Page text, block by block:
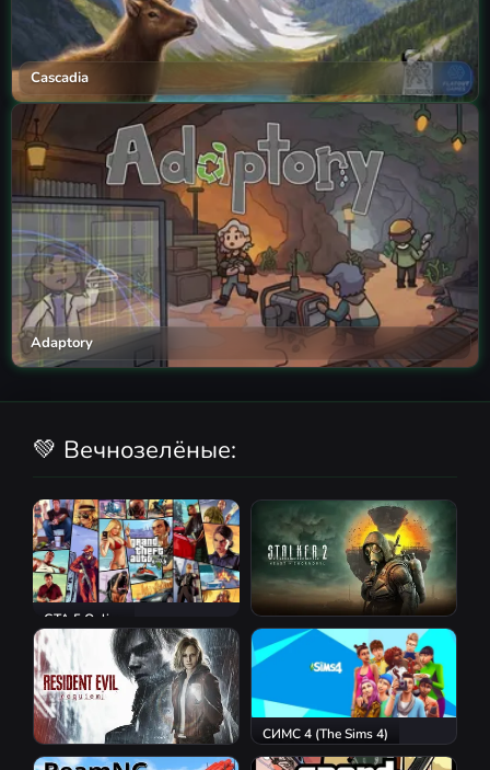
Cascadia
Adaptory
💚 Вечнозелёные:
GTA 5 Online
S.T.A.L.K.E.R. 2: Heart of
Chornobyl
Resident Evil Requiem
СИМС 4 (The Sims 4)